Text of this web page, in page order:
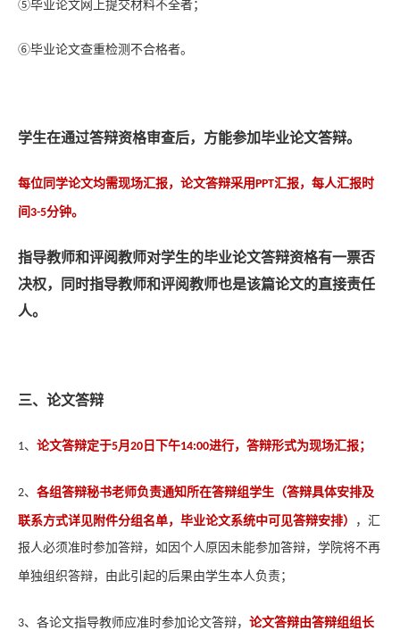
⑤毕业论文网上提交材料不全者；
⑥毕业论文查重检测不合格者。
学生在通过答辩资格审查后，方能参加毕业论文答辩。
每位同学论文均需现场汇报，论文答辩采用PPT汇报，每人汇报时
间 3-5分钟。
指导教师和评阅教师对学生的毕业论文答辩资格有一票否
决权，同时指导教师和评阅教师也是该篇论文的直接责任
人。
三、论文答辩
1、 论文答辩定于5月 20 日下午14:00进行，答辩形式为现场汇报；
2、 各组答辩秘书老师负责通知所在答辩组学生 （答辩具体安排及
联系方式详见附件分组名单，毕业论文系统中可见答辩安排）
，汇
报人必须准时参加答辩，如因个人原因未能参加答辩，学院将不再
单独组织答辩，由此引起的后果由学生本人负责；
3、各论文指导教师应准时参加论文答辩， 论文答辩由答辩组组长